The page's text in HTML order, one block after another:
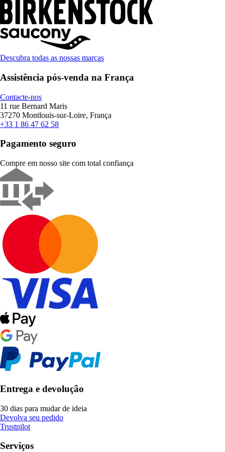
Descubra todas as nossas marcas
Assistência pós-venda na França
Contacte-nos
11 rue Bernard Maris
37270 Montlouis-sur-Loire, França
+33 1 86 47 62 58
Pagamento seguro
Compre em nosso site com total confiança
Entrega e devolução
30 dias para mudar de ideia
Devolva seu pedido
Trustpilot
Serviços